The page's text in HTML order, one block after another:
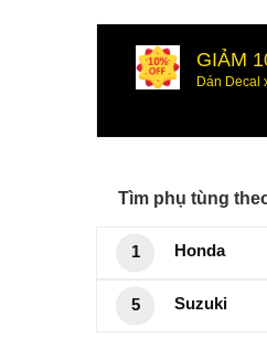
GIẢM
Dán Decal
Tìm phụ tùng
1 Honda
5 Suzuki